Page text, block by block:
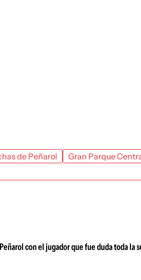
de Peñarol Gran Parque
con el jugador que fue duda toda la